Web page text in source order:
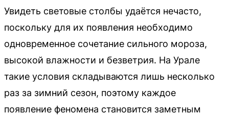
Увидеть световые столбы удаётся нечасто,
поскольку для их появления необходимо
одновременное сочетание сильного мороза,
высокой влажности и безветрия. На Урале
такие условия складываются лишь несколько
раз за зимний сезон, поэтому каждое
появление феномена становится заметным